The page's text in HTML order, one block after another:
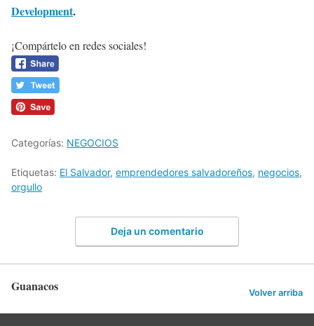
Development.
¡Compártelo en redes sociales!
Categorías: NEGOCIOS
Etiquetas: El Salvador, emprendedores salvadoreños, negocios,
orgullo
Deja un comentario
Guanacos Volver arriba